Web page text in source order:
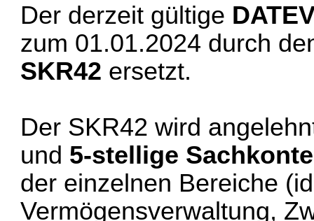
Der derzeit gültige
zum 01.01.2024 durch
SKR42 ersetzt.
Der SKR42 wird
und 5-stellige
der einzelnen Bereiche
Vermögensverwaltung,